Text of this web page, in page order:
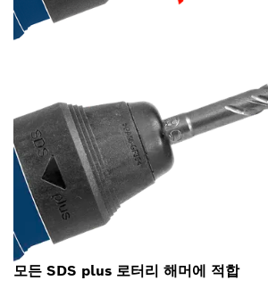
모든 SDS plus 로터리 해머에 적합